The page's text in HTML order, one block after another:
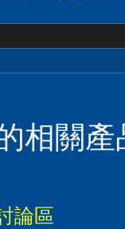
相關
論區